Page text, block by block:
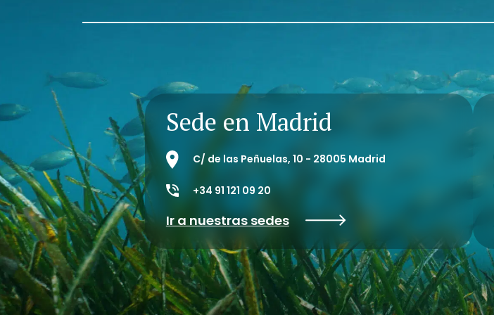
Sede en Madrid
C/ de las Peñuelas, 10 - 28005 Madrid
+34 91 121 09 20
Ir a nuestras sedes